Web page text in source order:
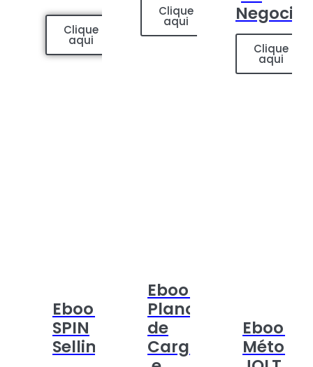
Clique
aqui
Ebook:
SPIN
Selling
Clique
aqui
Ebook:
Plano
de
Cargos
Clique
aqui
Ebook:
Método